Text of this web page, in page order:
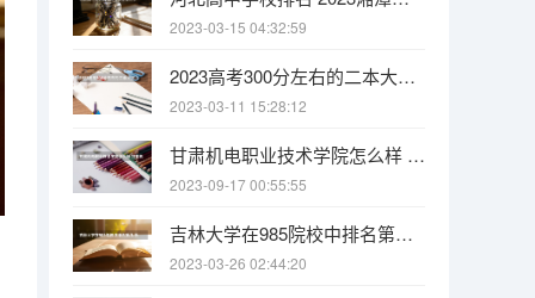
2023-03-15 04:32:59
2023高考300分左右的二本大学 2023年高考325分能上什么大学
2023-03-11 15:28:12
甘肃机电职业技术学院怎么样 甘肃机电职业技术学院专业和录取分数线介绍
2023-09-17 00:55:55
吉林大学在985院校中排名第几 浙江专科学校排名
2023-03-26 02:44:20